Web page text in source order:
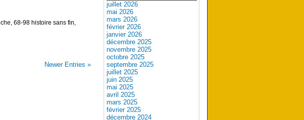
68-98 histoire sans fin,
Newer Entries »
juillet 2026
mai 2026
mars 2026
février 2026
janvier 2026
décembre 2025
novembre 2025
octobre 2025
septembre 2025
juillet 2025
juin 2025
mai 2025
avril 2025
mars 2025
février 2025
décembre 2024